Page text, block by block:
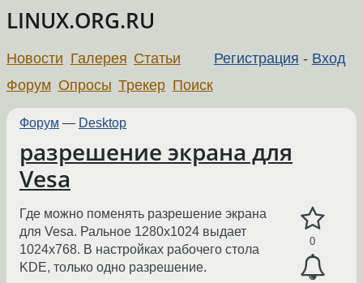
LINUX.ORG.RU
Регистрация - Вход
Новости Галерея Статьи
Форум Опросы Трекер Поиск
Форум — Desktop
разрешение экрана для
Vesa
0
Где можно поменять разрешение экрана
для Vesa. Ральное 1280х1024 выдает
1024х768. В настройках рабочего стола
KDE, только одно разрешение.